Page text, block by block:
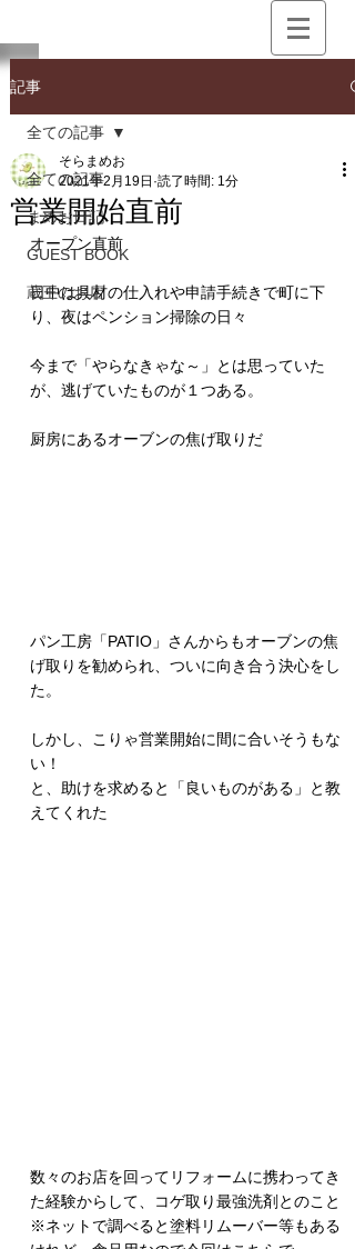
記事
全ての記事
まめお日記
GUEST BOOK
蔵王のお店
全ての記事
営業開始直前
そらまめお
2021年2月19日 読了時間: 1分
オープン直前
日中は具材の仕入れや申請手続きで町に下
り、夜はペンション掃除の日々
今まで「やらなきゃな～」とは思っていた
が、逃げていたものが１つある。
厨房にあるオーブンの焦げ取りだ
パン工房「PATIO」さんからもオーブンの焦
げ取りを勧められ、ついに向き合う決心をし
た。
しかし、こりゃ営業開始に間に合いそうもな
い！
と、助けを求めると「良いものがある」と教
えてくれた
数々のお店を回ってリフォームに携わってき
た経験からして、コゲ取り最強洗剤とのこと
※ネットで調べると塗料リムーバー等もある